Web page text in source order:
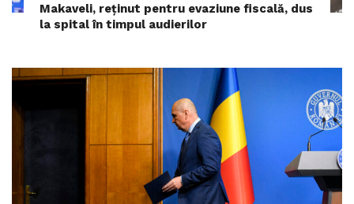
Makaveli, reținut pentru evaziune fiscală, dus
la spital în timpul audierilor